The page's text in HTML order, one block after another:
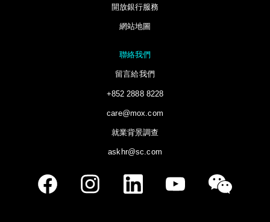
開放銀行服務
網站地圖
聯絡我們
留言給我們
+852 2888 8228
care@mox.com
就業背景調查
askhr@sc.com